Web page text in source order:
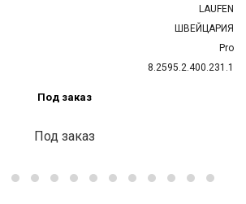
LAUFEN
ШВЕЙЦАРИЯ
Pro
8.2595.2.400.231.1
Под заказ
Под заказ